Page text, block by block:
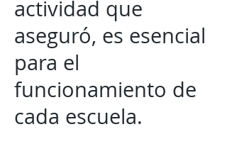
actividad que
aseguró, es esencial
para el
funcionamiento de
cada escuela.